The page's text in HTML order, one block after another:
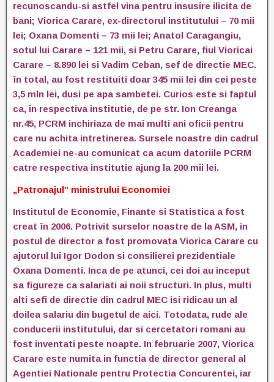
recunoscandu-si astfel vina pentru insusire ilicita de
bani; Viorica Carare, ex-directorul institutului – 70 mii
lei; Oxana Domenti – 73 mii lei; Anatol Caragangiu,
sotul lui Carare – 121 mii, si Petru Carare, fiul Vioricai
Carare – 8.890 lei si Vadim Ceban, sef de directie MEC.
în total, au fost restituiti doar 345 mii lei din cei peste
3,5 mln lei, dusi pe apa sambetei. Curios este si faptul
ca, in respectiva institutie, de pe str. Ion Creanga
nr.45, PCRM inchiriaza de mai multi ani oficii pentru
care nu achita intretinerea. Sursele noastre din cadrul
Academiei ne-au comunicat ca acum datoriile PCRM
catre respectiva institutie ajung la 200 mii lei.
„Patronajul” ministrului Economiei
Institutul de Economie, Finante si Statistica a fost
creat în 2006. Potrivit surselor noastre de la ASM, in
postul de director a fost promovata Viorica Carare cu
ajutorul lui Igor Dodon si consilierei prezidentiale
Oxana Domenti. Inca de pe atunci, cei doi au inceput
sa figureze ca salariati ai noii structuri. In plus, multi
alti sefi de directie din cadrul MEC isi ridicau un al
doilea salariu din bugetul de aici. Totodata, rude ale
conducerii institutului, dar si cercetatori romani au
fost inventati peste noapte. In februarie 2007, Viorica
Carare este numita in functia de director general al
Agentiei Nationale pentru Protectia Concurentei, iar